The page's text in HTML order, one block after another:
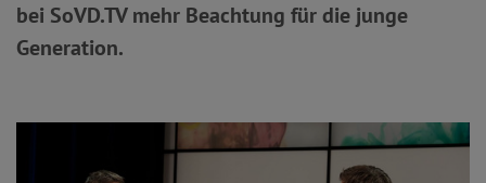
bei SoVD.TV mehr Beachtung für die junge
Generation.